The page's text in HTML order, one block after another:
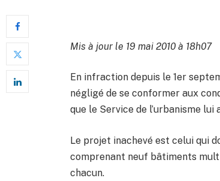
Mis à jour le 19 mai 2010 à 18h07
En infraction depuis le 1er
négligé de se conformer aux
que le Service de l’urbanisme lui
Le projet inachevé est celui qui
comprenant neuf bâtiments
chacun.